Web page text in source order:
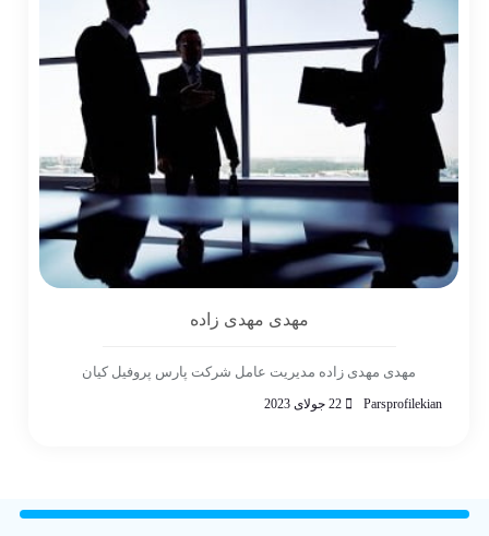
مهدی مهدی زاده
مهدی مهدی زاده مدیریت عامل شرکت پارس پروفیل کیان
Parsprofilekian